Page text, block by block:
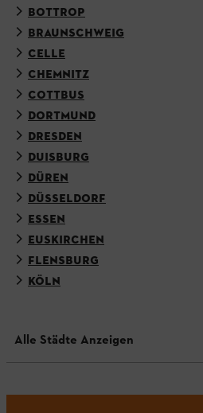
BOTTROP
BRAUNSCHWEIG
CELLE
CHEMNITZ
COTTBUS
DORTMUND
DRESDEN
DUISBURG
DÜREN
DÜSSELDORF
ESSEN
EUSKIRCHEN
FLENSBURG
KÖLN
Alle Städte Anzeigen